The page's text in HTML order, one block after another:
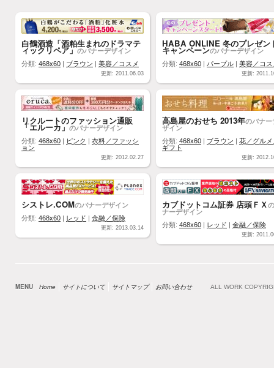
白鶴酒造「酒粕生まれのドラマテ
ィックリペア」のバナーデザイン
分類: 468x60 ブラウン 美容／コスメ
更新: 2011.06.03
HABA ONLINE 冬のプレゼン
キャンペーンのバナーデザイン
分類: 468x60 パープル 美容／コス
更新:
リクルートのファッション通販
「エルーカ」のバナーデザイン
分類: 468x60 ピンク
衣料／ファッシ
ョン
更新: 2012.02.27
高島屋のおせち 2013年のバナー
ザイン
分類: 468x60 ブラウン
花／グルメ
ギフト
更新:
シストレ.COMのバナーデザイン
分類: 468x60 レッド 金融／保険
更新: 2013.03.14
カブドットコム証券 店頭ＦＸ
ナーデザイン
分類: 468x60 レッド 金融／保険
更新:
MENU Home サイトについて サイトマップ お問い合わせ ALL WORK